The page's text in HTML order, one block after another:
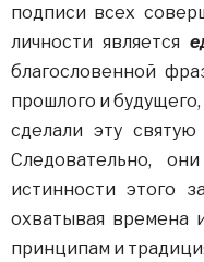
подписи всех
личности является
прошлого и будущего,
сделали эту
Следовательно,
истинности этого
охватывая времена
принципам и